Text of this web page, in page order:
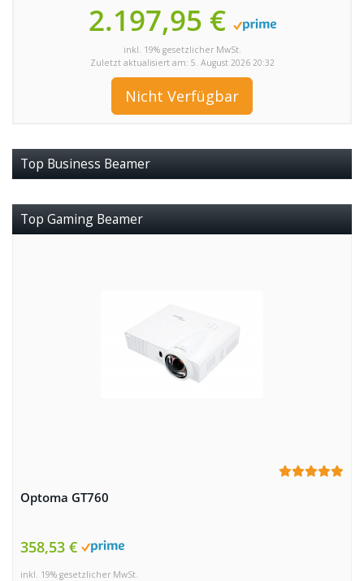
2.197,95 €
inkl. 19% gesetzlicher MwSt.
Zuletzt aktualisiert am: 5. August 2026 20:32
Nicht Verfügbar
Top Business Beamer
Top Gaming Beamer
Optoma GT760
358,53 €
inkl. 19% gesetzlicher MwSt.